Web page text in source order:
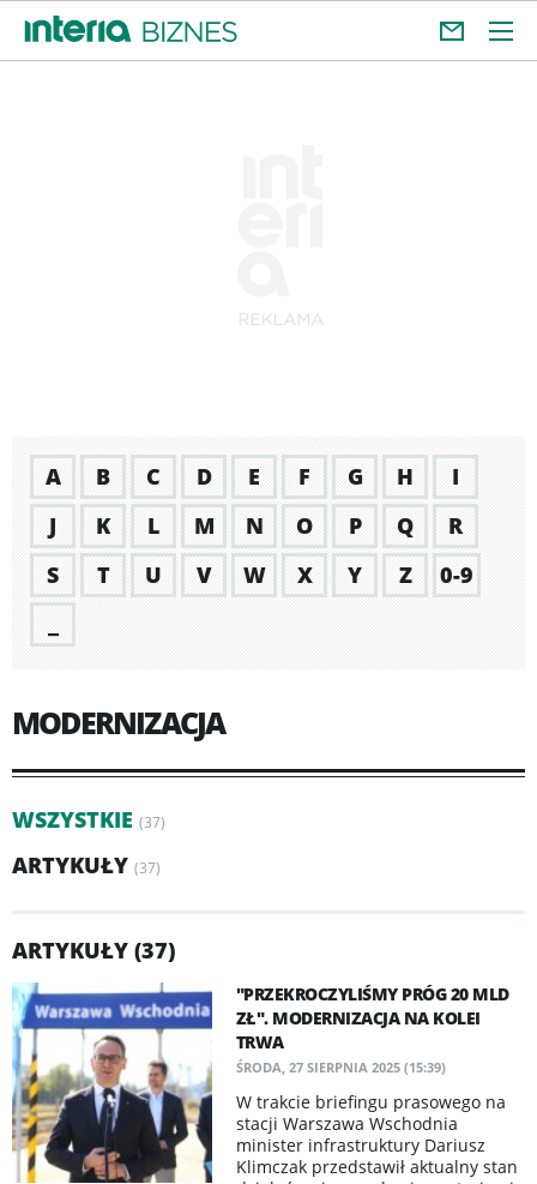
A B C D E F G H
I
J
K L M N O P Q
R
S
T U V W X Y Z
0-9
MODERNIZACJA
WSZYSTKIE (37)
ARTYKUŁY (37)
ARTYKUŁY (37)
"PRZEKROCZYLIŚMY PRÓG 20 MLD
ZŁ". MODERNIZACJA NA KOLEI
TRWA
ŚRODA, 27 SIERPNIA 2025 (15:39)
W trakcie briefingu prasowego na
stacji Warszawa Wschodnia
minister infrastruktury Dariusz
Klimczak przedstawił aktualny stan